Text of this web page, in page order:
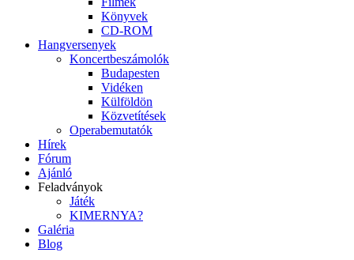
Könyvek
CD-ROM
Hangversenyek
Koncertbeszámolók
Budapesten
Vidéken
Külföldön
Közvetítések
Operabemutatók
Hírek
Fórum
Ajánló
Feladványok
Játék
KIMERNYA?
Galéria
Blog